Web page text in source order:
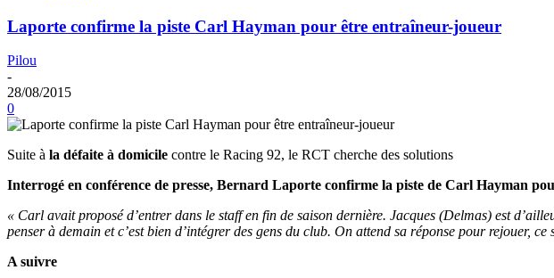
Laporte confirme la piste Carl Hayman pour être entraîneur-joueur
Pilou
-
28/08/2015
0
Suite à la défaite à domicile contre le Racing 92, le RCT cherche des solutions
Interrogé en conférence de presse, Bernard Laporte confirme la piste de Carl Hayman
« Carl avait proposé d’entrer dans le staff en fin de saison dernière. Jacques (Delmas) est
penser à demain et c’est bien d’intégrer des gens du club. On attend sa réponse pour rejouer,
A suivre